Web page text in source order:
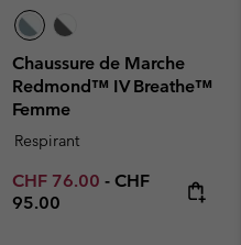
Chaussure de Marche
Redmond™ IV Breathe™
Femme
Respirant
Minimum sale price:
CHF 76.00 - Maximum
CHF
95.00